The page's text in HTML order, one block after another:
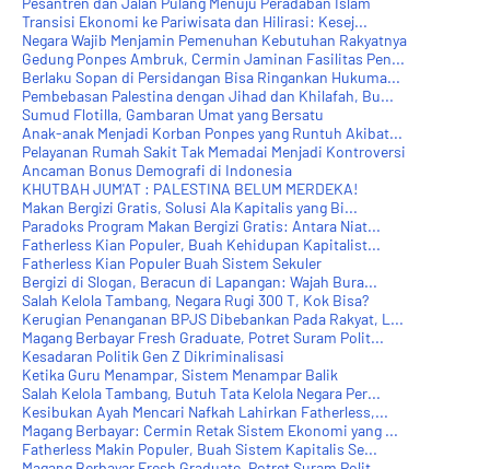
Transisi Ekonomi ke Pariwisata dan Hilirasi: Kesej...
Negara Wajib Menjamin Pemenuhan Kebutuhan Rakyatnya
Gedung Ponpes Ambruk, Cermin Jaminan Fasilitas Pen...
Berlaku Sopan di Persidangan Bisa Ringankan Hukuma...
Pembebasan Palestina dengan Jihad dan Khilafah, Bu...
Sumud Flotilla, Gambaran Umat yang Bersatu
Anak-anak Menjadi Korban Ponpes yang Runtuh Akibat...
Pelayanan Rumah Sakit Tak Memadai Menjadi Kontroversi
Ancaman Bonus Demografi di Indonesia
KHUTBAH JUM'AT : PALESTINA BELUM MERDEKA!
Makan Bergizi Gratis, Solusi Ala Kapitalis yang Bi...
Paradoks Program Makan Bergizi Gratis: Antara Niat...
Fatherless Kian Populer, Buah Kehidupan Kapitalist...
Fatherless Kian Populer Buah Sistem Sekuler
Bergizi di Slogan, Beracun di Lapangan: Wajah Bura...
Salah Kelola Tambang, Negara Rugi 300 T, Kok Bisa?
Kerugian Penanganan BPJS Dibebankan Pada Rakyat, L...
Magang Berbayar Fresh Graduate, Potret Suram Polit...
Kesadaran Politik Gen Z Dikriminalisasi
Ketika Guru Menampar, Sistem Menampar Balik
Salah Kelola Tambang, Butuh Tata Kelola Negara Per...
Kesibukan Ayah Mencari Nafkah Lahirkan Fatherless,...
Magang Berbayar: Cermin Retak Sistem Ekonomi yang ...
Fatherless Makin Populer, Buah Sistem Kapitalis Se...